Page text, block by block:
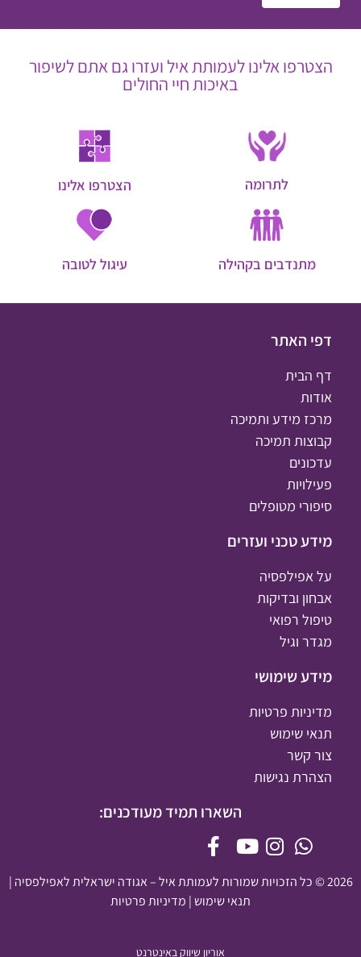
הצטרפו אלינו לעמותת איל ועזרו גם אתם לשיפור
באיכות חיי החולים
לתרומה הצטרפו אלינו
מתנדבים בקהילה עיגול לטובה
דפי האתר
דף הבית
אודות
מרכז מידע ותמיכה
קבוצות תמיכה
עדכונים
פעילויות
סיפורי מטופלים
מידע טכני ועזרים
על אפילפסיה
אבחון ובדיקות
טיפול רפואי
מגדר וגיל
מידע שימושי
מדיניות פרטיות
תנאי שימוש
צור קשר
הצהרת נגישות
השארו תמיד מעודכנים:
2026 © כל הזכויות שמורות לעמותת איל – אגודה ישראלית לאפילפסיה |
תנאי שימוש| מדיניות פרטיות
אוריון שיווק באינטרנט